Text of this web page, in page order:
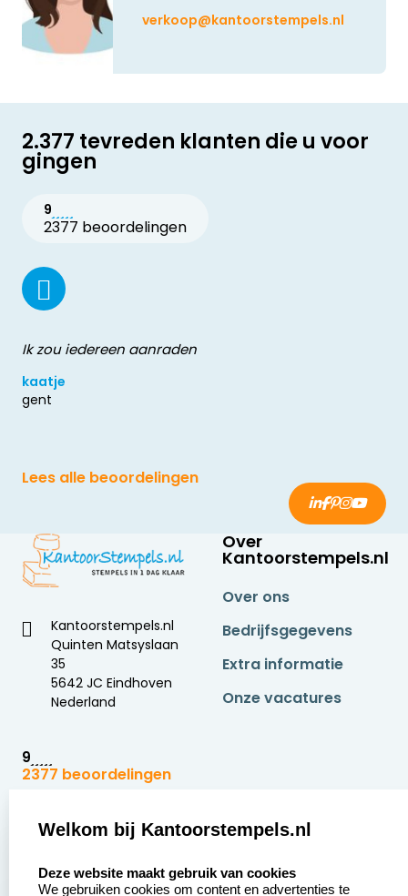
verkoop@kantoorstempels.nl
2.377 tevreden klanten die u voor
gingen
9
2377 beoordelingen
Ik zou iedereen aanraden
kaatje
gent
Lees alle beoordelingen
Kantoorstempels.nl
Quinten Matsyslaan
35
5642 JC Eindhoven
Nederland
9
2377 beoordelingen
Over
Kantoorstempels.nl
Over ons
Bedrijfsgegevens
Extra informatie
Onze vacatures
Zakelijk:
Aanvraag op maat
Klantenservice:
Contact opnemen
Welkom bij Kantoorstempels.nl
Deze website maakt gebruik van cookies
We gebruiken cookies om content en advertenties te